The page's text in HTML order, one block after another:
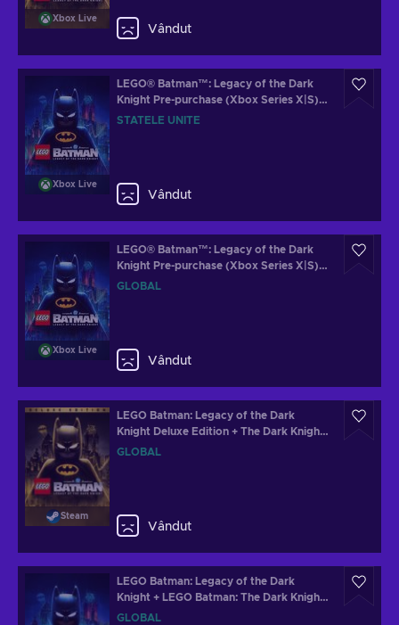
Xbox Live
Vândut
Xbox Live
LEGO® Batman™: Legacy of the Dark
Knight Pre-purchase (Xbox Series X|S)
XBOX LIVE Key UNITED STATES
STATELE UNITE
Vândut
Xbox Live
LEGO® Batman™: Legacy of the Dark
Knight Pre-purchase (Xbox Series X|S)
XBOX LIVE Key GLOBAL
GLOBAL
Vândut
Steam
LEGO Batman: Legacy of the Dark
Knight Deluxe Edition + The Dark Knight
Returns Batsuit Skin Steam Key (PC)
GLOBAL
Vândut
LEGO Batman: Legacy of the Dark
Knight + LEGO Batman: The Dark Knight
Returns Batsuit Skin Steam Key (PC)
GLOBAL